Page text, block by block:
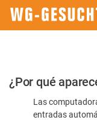
Por
favor,
confirme
¿Por qué
Las
entradas